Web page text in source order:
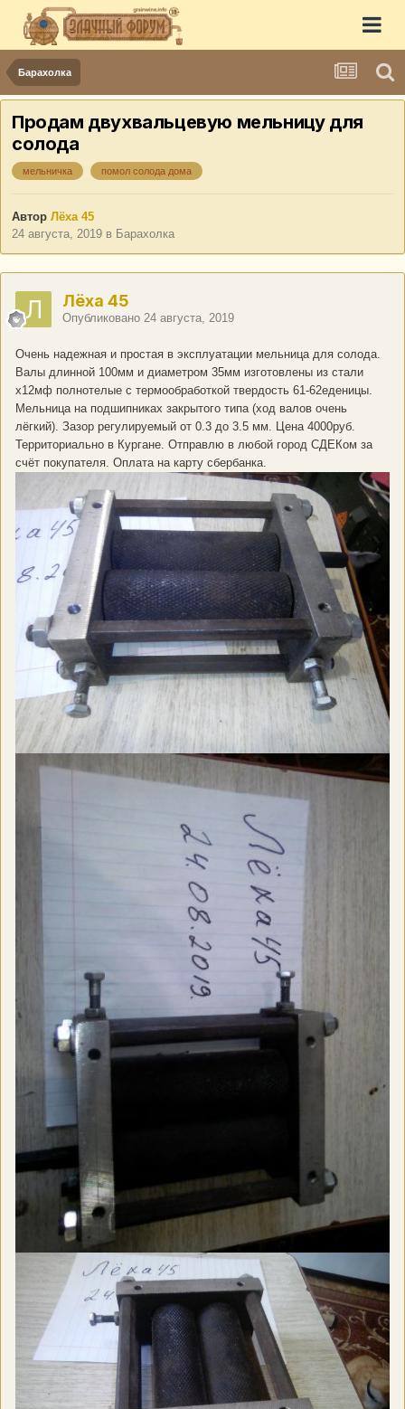
Барахолка
Продам двухвальцевую мельницу для
солода
мельничка помол солода дома
Автор Лёха 45
24 августа, 2019 в Барахолка
Лёха 45
Опубликовано 24 августа, 2019
Очень надежная и простая в эксплуатации мельница для солода.
Валы длинной 100мм и диаметром 35мм изготовлены из стали
х12мф полнотелые с термообработкой твердость 61-62еденицы.
Мельница на подшипниках закрытого типа (ход валов очень
лёгкий). Зазор регулируемый от 0.3 до 3.5 мм. Цена 4000руб.
Территориально в Кургане. Отправлю в любой город СДЕКом за
счёт покупателя. Оплата на карту сбербанка.